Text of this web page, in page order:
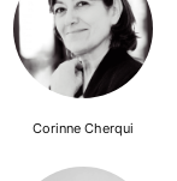
Corinne Cherqui